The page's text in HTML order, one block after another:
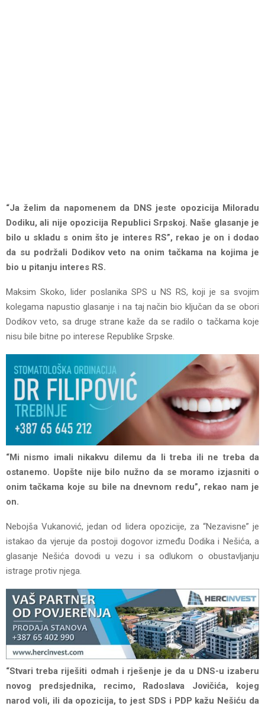
“Ja želim da napomenem da DNS jeste opozicija Miloradu
Dodiku, ali nije opozicija Republici Srpskoj. Naše glasanje je
bilo u skladu s onim što je interes RS”, rekao je on i dodao
da su podržali Dodikov veto na onim tačkama na kojima je
bio u pitanju interes RS.
Maksim Skoko, lider poslanika SPS u NS RS, koji je sa svojim
kolegama napustio glasanje i na taj način bio ključan da se obori
Dodikov veto, sa druge strane kaže da se radilo o tačkama koje
nisu bile bitne po interese Republike Srpske.
“Mi nismo imali nikakvu dilemu da li treba ili ne treba da
ostanemo. Uopšte nije bilo nužno da se moramo izjasniti o
onim tačkama koje su bile na dnevnom redu”, rekao nam je
on.
Nebojša Vukanović, jedan od lidera opozicije, za “Nezavisne” je
istakao da vjeruje da postoji dogovor između Dodika i Nešića, a
glasanje Nešića dovodi u vezu i sa odlukom o obustavljanju
istrage protiv njega.
“Stvari treba riješiti odmah i rješenje je da u DNS-u izaberu
novog predsjednika, recimo, Radoslava Jovičića, kojeg
narod voli, ili da opozicija, to jest SDS i PDP kažu Nešiću da